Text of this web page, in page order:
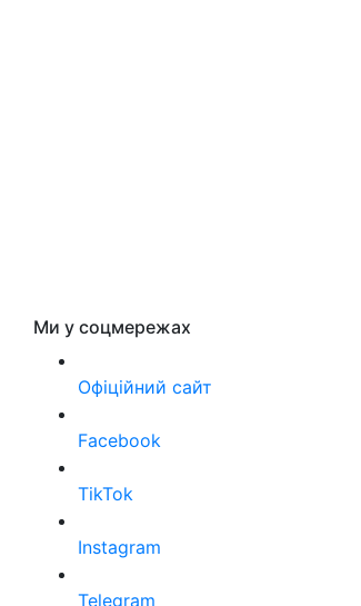
Ми у соцмережах
Офіційний сайт
Facebook
TikTok
Instagram
Telegram